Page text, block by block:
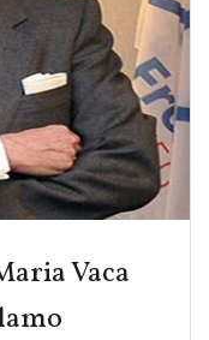
Vaca